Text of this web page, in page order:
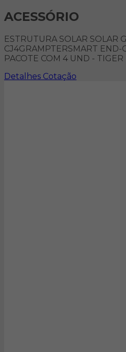
ACESSÓRIO
ESTRUTURA SOLAR SOLAR
CJ4GRAMPTERSMART END-
PACOTE COM 4 UND - TIGER
Detalhes Cotação